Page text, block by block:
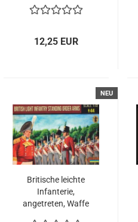
12,25 EUR
NEU
Britische leichte
Infanterie,
angetreten, Waffe